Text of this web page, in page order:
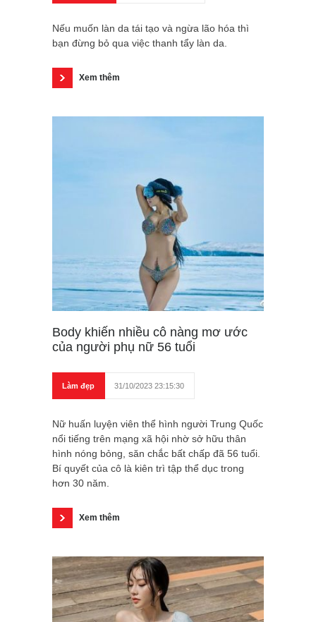
Nếu muốn làn da tái tạo và ngừa lão hóa thì
bạn đừng bỏ qua việc thanh tẩy làn da.
Xem thêm
Body khiến nhiều cô nàng mơ ước
của người phụ nữ 56 tuổi
Làm đẹp 31/10/2023 23:15:30
Nữ huấn luyện viên thể hình người Trung Quốc
nổi tiếng trên mạng xã hội nhờ sở hữu thân
hình nóng bỏng, săn chắc bất chấp đã 56 tuổi.
Bí quyết của cô là kiên trì tập thể dục trong
hơn 30 năm.
Xem thêm